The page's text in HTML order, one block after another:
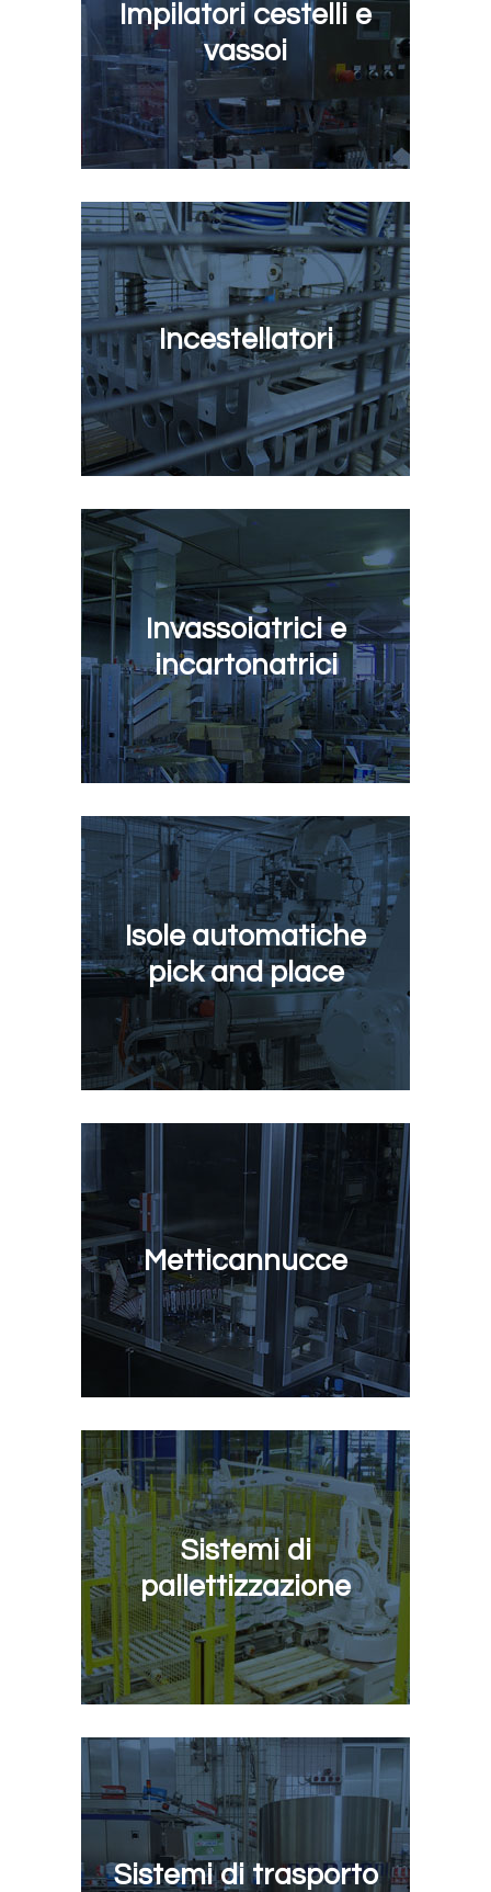
Impilatori cestelli e
vassoi
Incestellatori
Invassoiatrici e
incartonatrici
Isole automatiche
pick and place
Metticannucce
Sistemi di
pallettizzazione
Sistemi di trasporto